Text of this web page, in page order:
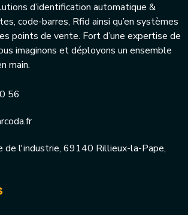
d’identification automatique &
code-barres, Rfid ainsi qu’en systèmes
points de vente. Fort d’une expertise de
imaginons et déployons un ensemble
main.
56
de l'industrie, 69140 Rillieux-la-Pape,